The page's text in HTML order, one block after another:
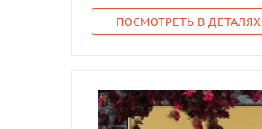
ПОСМОТРЕТЬ В ДЕТАЛЯХ